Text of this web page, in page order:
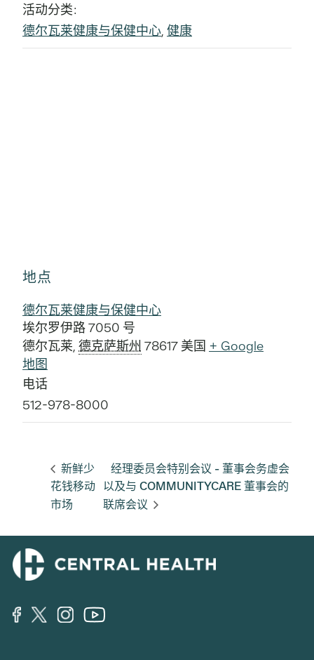
活动分类:
德尔瓦莱健康与保健中心, 健康
地点
德尔瓦莱健康与保健中心
埃尔罗伊路 7050 号
德尔瓦莱, 德克萨斯州 78617 美国 + Google
地图
电话
512-978-8000
新鲜少
花钱移动
市场
经理委员会特别会议 - 董事会务虚会
以及与 COMMUNITYCARE 董事会的
联席会议